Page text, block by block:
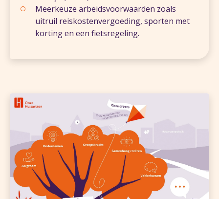
Meerkeuze arbeidsvoorwaarden zoals
uitruil reiskostenvergoeding, sporten met
korting en een fietsregeling.